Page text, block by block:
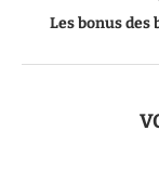
Les bonus